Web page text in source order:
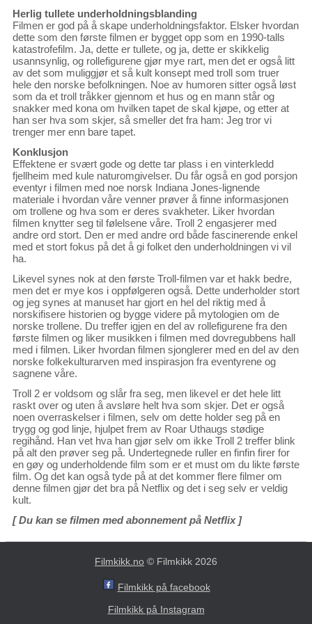
Herlig tullete underholdningsblanding
Filmen er god på å skape underholdningsfaktor. Elsker hvordan
dette som den første filmen er bygget opp som en 1990-talls
katastrofefilm. Ja, dette er tullete, og ja, dette er skikkelig
usannsynlig, og rollefigurene gjør mye rart, men det er også litt
av det som muliggjør et så kult konsept med troll som truer
hele den norske befolkningen. Noe av humoren sitter også løst
som da et troll tråkker gjennom et hus og en mann står og
snakker med kona om hvilken tapet de skal kjøpe, og etter at
han ser hva som skjer, så smeller det fra ham: Jeg tror vi
trenger mer enn bare tapet.
Konklusjon
Effektene er svært gode og dette tar plass i en vinterkledd
fjellheim med kule naturomgivelser. Du får også en god porsjon
eventyr i filmen med noe norsk Indiana Jones-lignende
materiale i hvordan våre venner prøver å finne informasjonen
om trollene og hva som er deres svakheter. Liker hvordan
filmen knytter seg til følelsene våre. Troll 2 engasjerer med
andre ord stort. Den er med andre ord både fascinerende enkel
med et stort fokus på det å gi folket den underholdningen vi vil
ha.
Likevel synes nok at den første Troll-filmen var et hakk bedre,
men det er mye kos i oppfølgeren også. Dette underholder stort
og jeg synes at manuset har gjort en hel del riktig med å
norskifisere historien og bygge videre på mytologien om de
norske trollene. Du treffer igjen en del av rollefigurene fra den
første filmen og liker musikken i filmen med dovregubbens hall
med i filmen. Liker hvordan filmen sjonglerer med en del av den
norske folkekulturarven med inspirasjon fra eventyrene og
sagnene våre.
Troll 2 er voldsom og slår fra seg, men likevel er det hele litt
raskt over og uten å avsløre helt hva som skjer. Det er også
noen overraskelser i filmen, selv om dette holder seg på en
trygg og god linje, hjulpet frem av Roar Uthaugs stødige
regihånd. Han vet hva han gjør selv om ikke Troll 2 treffer blink
på alt den prøver seg på. Undertegnede ruller en finfin firer for
en gøy og underholdende film som er et must om du likte første
film. Og det kan også tyde på at det kommer flere filmer om
denne filmen gjør det bra på Netflix og det i seg selv er veldig
kult.
[ Du kan se filmen med abonnement på Netflix ]
Filmkikk.no © Filmkikk 2026
Filmkikk på facebook
Filmkikk på Instagram